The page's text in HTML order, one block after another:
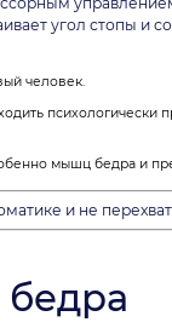
угол стопы и
человек.
психологически
мышц бедра и
и не